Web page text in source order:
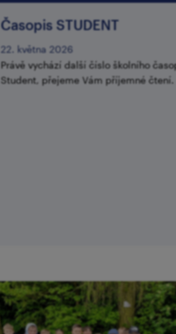
Časopis STUDENT
22. května 2026
Právě vychází další číslo školního
Student, přejeme Vám příjemné čtení.